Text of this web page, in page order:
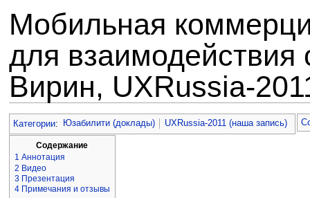
Мобильная
для
Вирин, UXRussia-
Перейти к:навигация,поиск
Категории: Юзабилити (доклады) UXRussia-2011 (наша запись)
Содержание
1 Аннотация
2 Видео
3 Презентация
4 Примечания и отзывы